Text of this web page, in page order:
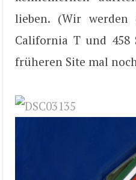
lieben. (Wir werden
California T und 458
früheren Site mal